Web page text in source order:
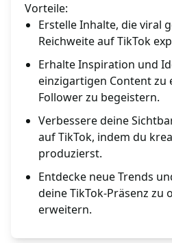
Vorteile:
Erstelle Inhalte, die viral
Reichweite auf TikTok
Erhalte Inspiration und
einzigartigen Content zu
Follower zu begeistern.
Verbessere deine
auf TikTok, indem du
produzierst.
Entdecke neue Trends
deine TikTok-Präsenz zu
erweitern.